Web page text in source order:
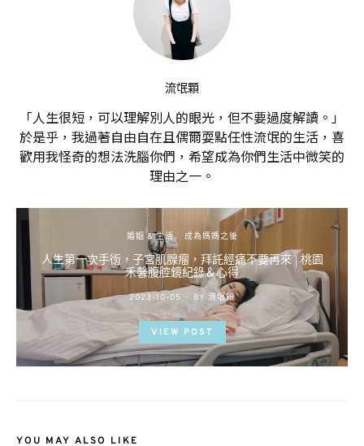
流氓顆
「人生很短，可以理解別人的眼光，但不要過度解讀。」
於是乎，我過著自由自在且偶爾耍點任性流氓的生活，喜
歡用我怪奇的想法洗腦你們，希望成為你們生活中微笑的
理由之一。
婚姻 & 生活 成為媽媽之後
人生第一次手術，子宮肌腺瘤，拜託經痛不要再來 | 桃園
禾馨腹腔鏡紀錄＆心得
POSTED
2023-10-05 BY 流氓顆
VIEW POST
YOU MAY ALSO LIKE